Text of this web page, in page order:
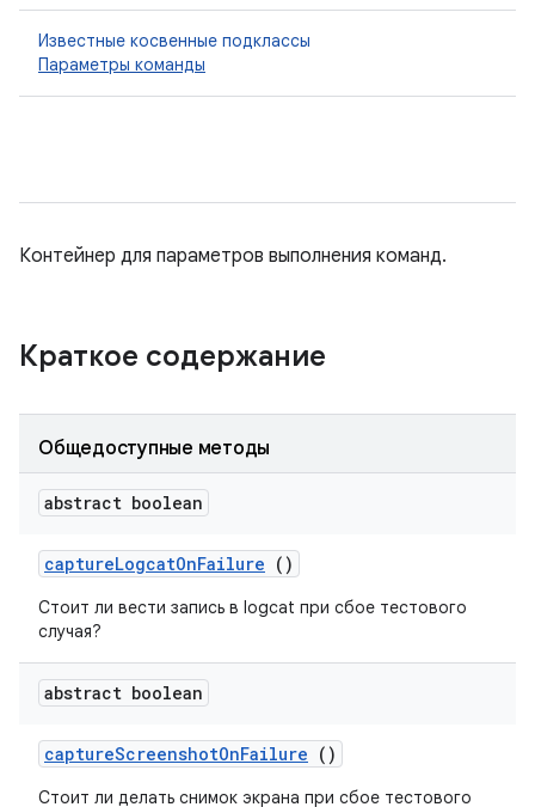
Известные косвенные подклассы
Параметры команды
Контейнер для параметров выполнения команд.
Краткое содержание
Общедоступные методы
abstract boolean
captureLogcatOnFailure ()
Стоит ли вести запись в logcat при сбое тестового
случая?
abstract boolean
captureScreenshotOnFailure ()
Стоит ли делать снимок экрана при сбое тестового